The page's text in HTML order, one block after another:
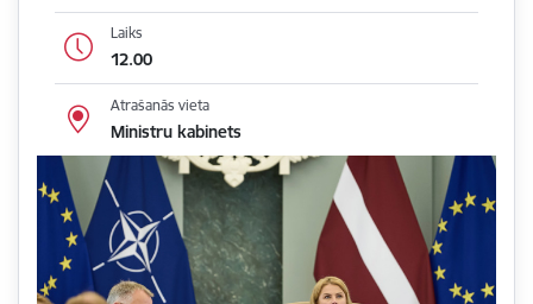
Laiks
12.00
Atrašanās vieta
Ministru kabinets